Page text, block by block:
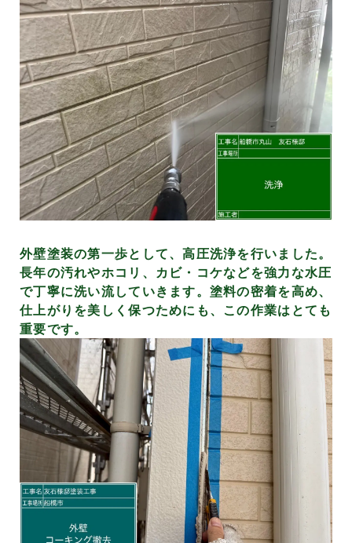
外壁塗装の第一歩として、高圧洗浄を行いました。
長年の汚れやホコリ、カビ・コケなどを強力な水圧
で丁寧に洗い流していきます。塗料の密着を高め、
仕上がりを美しく保つためにも、この作業はとても
重要です。